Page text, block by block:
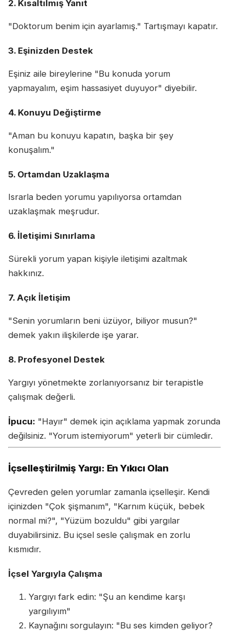
2. Kısaltılmış Yanıt
"Doktorum benim için ayarlamış." Tartışmayı kapatır.
3. Eşinizden Destek
Eşiniz aile bireylerine "Bu konuda yorum
yapmayalım, eşim hassasiyet duyuyor" diyebilir.
4. Konuyu Değiştirme
"Aman bu konuyu kapatın, başka bir şey
konuşalım."
5. Ortamdan Uzaklaşma
Israrla beden yorumu yapılıyorsa ortamdan
uzaklaşmak meşrudur.
6. İletişimi Sınırlama
Sürekli yorum yapan kişiyle iletişimi azaltmak
hakkınız.
7. Açık İletişim
"Senin yorumların beni üzüyor, biliyor musun?"
demek yakın ilişkilerde işe yarar.
8. Profesyonel Destek
Yargıyı yönetmekte zorlanıyorsanız bir terapistle
çalışmak değerli.
İpucu: "Hayır" demek için açıklama yapmak zorunda
değilsiniz. "Yorum istemiyorum" yeterli bir cümledir.
İçselleştirilmiş Yargı: En Yıkıcı Olan
Çevreden gelen yorumlar zamanla içselleşir. Kendi
içinizden "Çok şişmanım", "Karnım küçük, bebek
normal mi?", "Yüzüm bozuldu" gibi yargılar
duyabilirsiniz. Bu içsel sesle çalışmak en zorlu
kısmıdır.
İçsel Yargıyla Çalışma
Yargıyı fark edin: "Şu an kendime karşı
yargılıyım"
Kaynağını sorgulayın: "Bu ses kimden geliyor?